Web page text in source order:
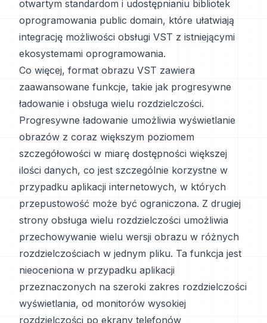
otwartym standardom i udostępnianiu bibliotek
oprogramowania public domain, które ułatwiają
integrację możliwości obsługi VST z istniejącymi
ekosystemami oprogramowania.
Co więcej, format obrazu VST zawiera
zaawansowane funkcje, takie jak progresywne
ładowanie i obsługa wielu rozdzielczości.
Progresywne ładowanie umożliwia wyświetlanie
obrazów z coraz większym poziomem
szczegółowości w miarę dostępności większej
ilości danych, co jest szczególnie korzystne w
przypadku aplikacji internetowych, w których
przepustowość może być ograniczona. Z drugiej
strony obsługa wielu rozdzielczości umożliwia
przechowywanie wielu wersji obrazu w różnych
rozdzielczościach w jednym pliku. Ta funkcja jest
nieoceniona w przypadku aplikacji
przeznaczonych na szeroki zakres rozdzielczości
wyświetlania, od monitorów wysokiej
rozdzielczości po ekrany telefonów